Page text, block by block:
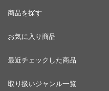
商品を探す
お気に入り商品
最近チェックした商品
取り扱いジャンル一覧